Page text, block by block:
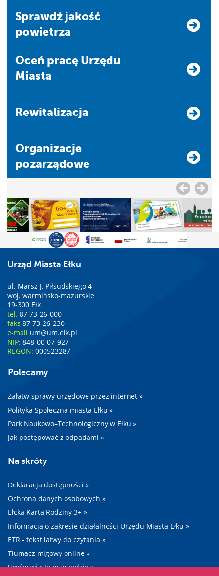
Sprawdź jakość
powietrza
Oceń pracę Urzędu
Miasta
Rewitalizacja
Organizacje
pozarządowe
Urząd Miasta Ełku
ul. Marsz J. Piłsudskiego 4
woj. warmińsko-mazurskie
19-300 Ełk
tel. 87 73-26-000
faks 87 73-26-230
e-mail um@um.elk.pl
NIP: 848-00-07-927
REGON: 000523287
Polecamy
Załatw sprawy urzędowe przez internet »
Polityka Społeczna miasta Ełku »
Park Naukowo–Technologiczny w Ełku »
Jak postępować z odpadami »
Na skróty
Deklaracja dostępności »
Ochrona danych osobowych »
Ełcka Karta Rodziny 3+ »
Informacja o zakresie działalności Urzędu Miasta Ełku »
ETR - tekst łatwy do czytania »
Tłumacz migowy online »
Umów wizytę w urzędzie »